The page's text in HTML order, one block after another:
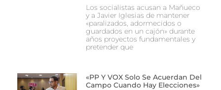
Los socialistas acusan a Mañueco
y a Javier Iglesias de mantener
«paralizados, adormecidos o
guardados en un cajón» durante
años proyectos fundamentales y
pretender que
«PP Y VOX Solo Se Acuerdan Del
Campo Cuando Hay Elecciones»